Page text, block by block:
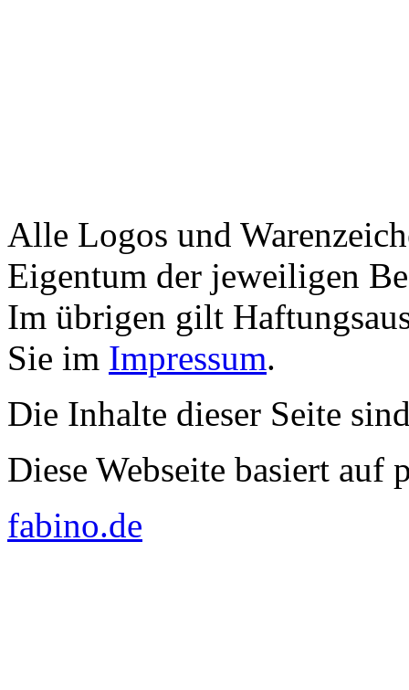
Alle Logos und
Eigentum der jeweiligen
Im übrigen gilt
Sie im Impressum.
Die Inhalte dieser Seite
Diese Webseite basiert auf
fabino.de